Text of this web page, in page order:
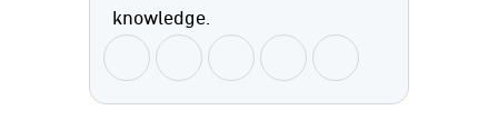
knowledge.